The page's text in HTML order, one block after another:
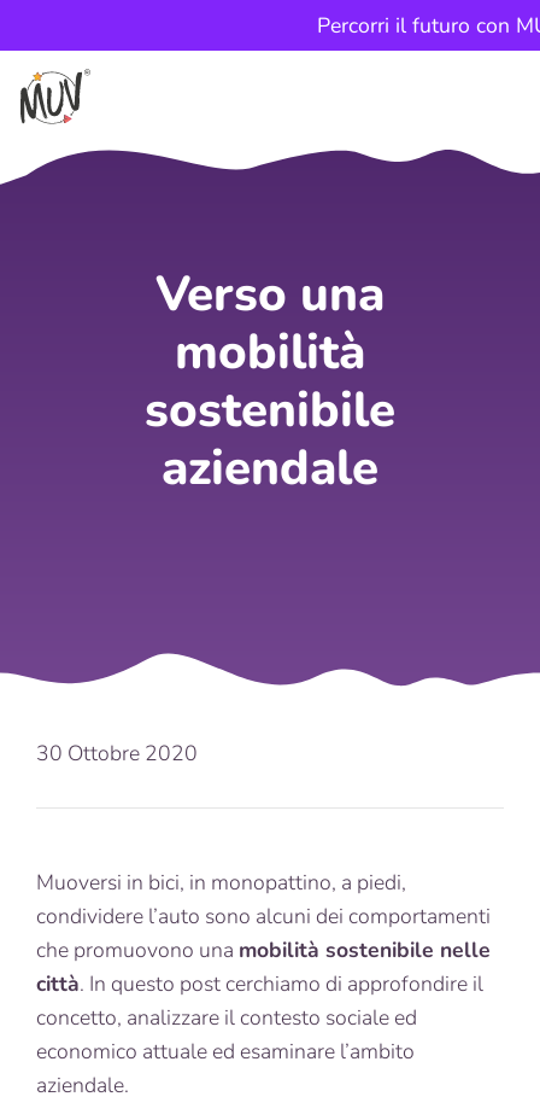
Percorri il futuro con
Verso una
mobilità
sostenibile
aziendale
30 Ottobre 2020
Muoversi in bici, in monopattino, a piedi,
condividere l’auto sono alcuni dei comportamenti
che promuovono una mobilità sostenibile nelle
città. In questo post cerchiamo di approfondire il
concetto, analizzare il contesto sociale ed
economico attuale ed esaminare l’ambito
aziendale.